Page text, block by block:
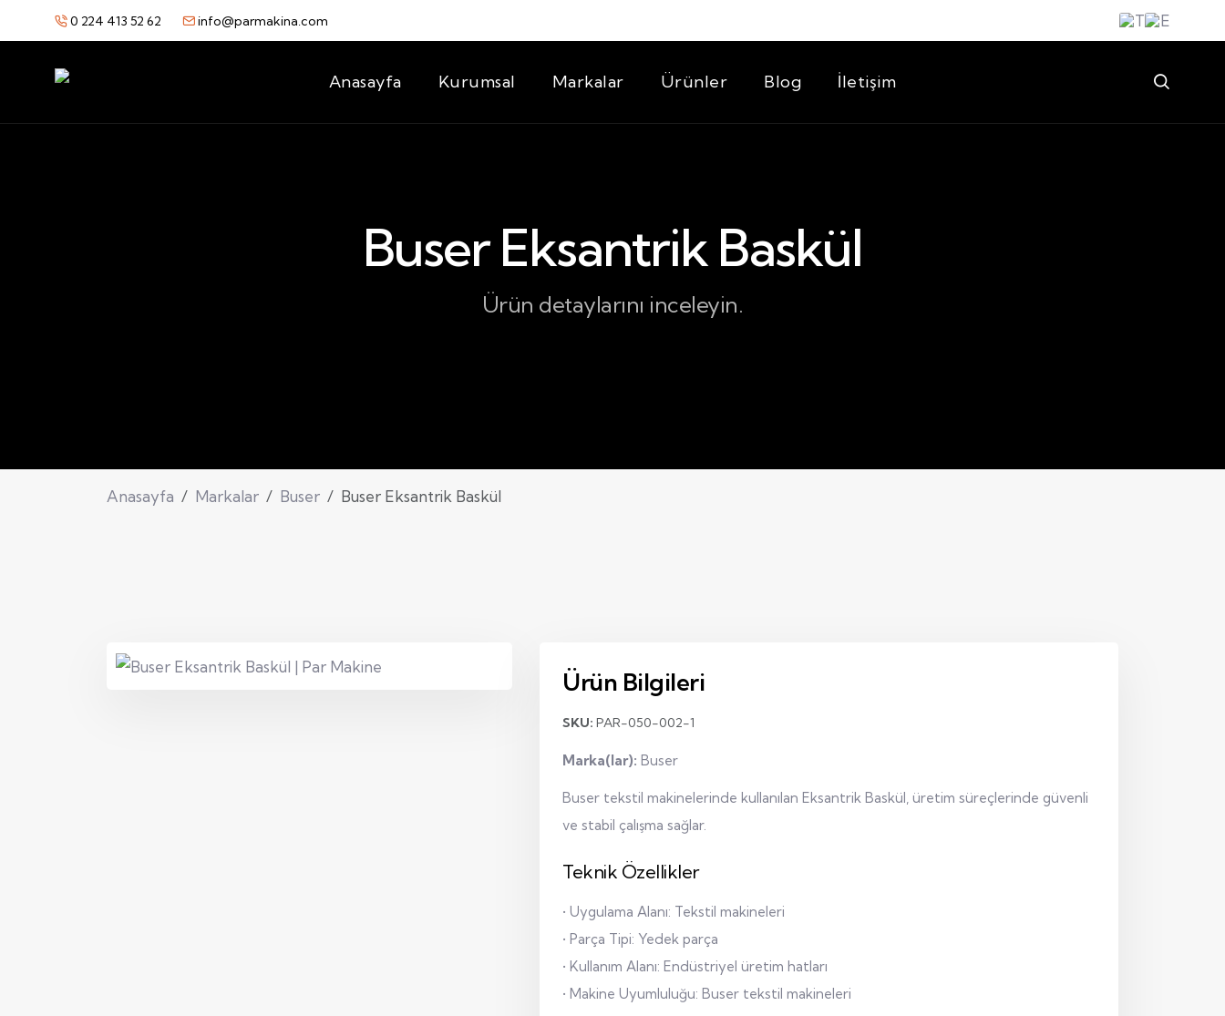
0 224 413 52 62 info@parmakina.com
Anasayfa Kurumsal Markalar Ürünler Blog İletişim
Buser Eksantrik Baskül
Ürün detaylarını inceleyin.
Anasayfa Markalar Buser Buser Eksantrik Baskül
Ürün Bilgileri
SKU: PAR-050-002-1
Marka(lar): Buser
Buser tekstil makinelerinde kullanılan Eksantrik Baskül, üretim süreçlerinde güvenli
ve stabil çalışma sağlar.
Teknik Özellikler
• Uygulama Alanı: Tekstil makineleri
• Parça Tipi: Yedek parça
• Kullanım Alanı: Endüstriyel üretim hatları
• Makine Uyumluluğu: Buser tekstil makineleri